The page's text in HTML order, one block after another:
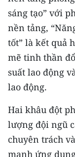
sáng tạo” với
nền tảng,
tốt” là kết quả
mẽ tinh thần
suất lao động
lao động.
Hai khâu đột
lượng đội ngũ
chuyên trách
mạnh ứng